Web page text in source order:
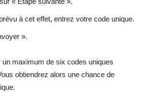
à cet effet, entrez votre code unique.
».
un maximum de six codes uniques
obtiendrez alors une chance de